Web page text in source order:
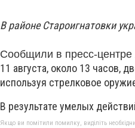
В районе Староигнатовки
Сообщили в пресс-
11 августа, около 13 часов,
используя стрелковое
В результате умелых
Якщо ви помітили помилку, виділіть